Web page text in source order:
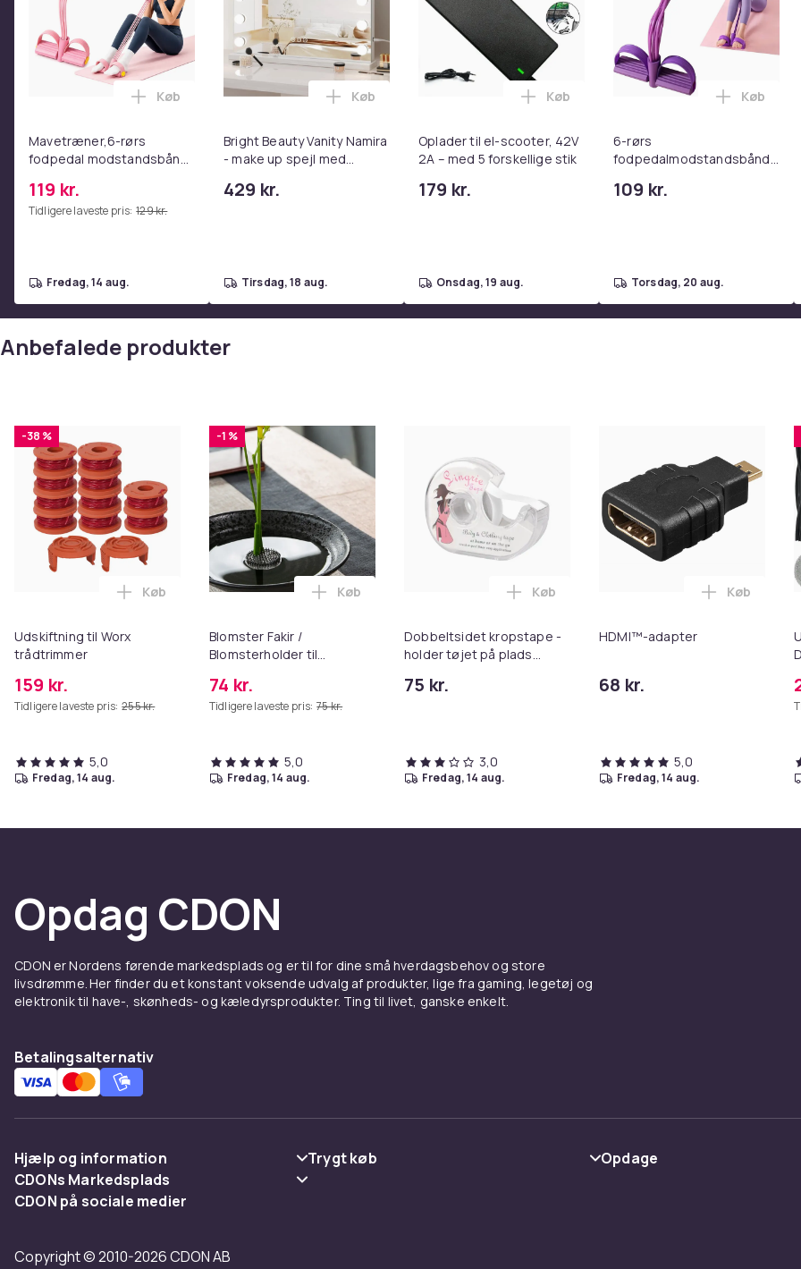
Mavetræner,6-rørs
fodpedal modstandsbånd
yoga og
hjemmetræningscenter
119 kr.
Tidligere laveste pris: 129 kr.
Læg Mavetræner,6-rørs fodpedal modstandsbånd - Mave- og coretræning, yoga og
Køb
fredag, 14 aug.
Bright Beauty Vanity Namira
- make up spejl med
- schminke spejl med lys -
429 kr.
Læg Bright Beauty Vanity Namira - make up spejl med belysning -
Køb
tirsdag, 18 aug.
Oplader til el-scooter, 42V
2A – med 5 forskellige stik
179 kr.
Læg Oplader til el-scooter, 42V 2A –
Køb
onsdag, 19 aug.
6-rørs
fodpedalmodstandsbånd
coretræning, yoga og
109 kr.
Læg 6-
Køb
torsdag, 20 aug.
Anbefalede produkter
-38 %
Udskiftning til Worx
trådtrimmer
159 kr.
Tidligere laveste pris: 255 kr.
Læg Udskiftning til Worx trådtrimmer i kurven
Køb
5,0
fredag, 14 aug.
-1 %
Blomster Fakir /
Blomsterholder til
34 mm
74 kr.
Tidligere laveste pris: 75 kr.
Læg Blomster Fakir / Blomsterholder til blomsterarrangementer 34 mm i
Køb
5,0
fredag, 14 aug.
Dobbeltsidet kropstape -
holder tøjet på plads
75 kr.
Læg Dobbeltsidet kropstape - holder tøjet
Køb
3,0
fredag, 14 aug.
HDMI™-adapter
68 kr.
Læg
Køb
5,0
fredag, 14 aug.
Opdag CDON
CDON er Nordens førende markedsplads og er til for dine små hverdagsbehov og store
livsdrømme. Her finder du et konstant voksende udvalg af produkter, lige fra gaming, legetøj og
elektronik til have-, skønheds- og kæledyrsprodukter. Ting til livet, ganske enkelt.
Betalingsalternativ
Hjælp og information
Ofte stillede spørgsmål
Fortryd & returner her
Trygt køb
Opdage
CDONs Markedsplads
Merchant Help Center
CDON på sociale medier
Copyright © 2010-2026 CDON AB